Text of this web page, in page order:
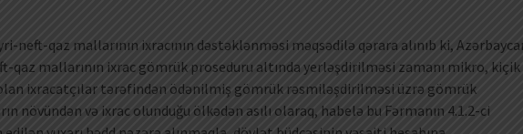
neft-qaz mallarının ixracının dəstəklənməsi məqsədilə qərara alınıb ki,
qaz mallarının ixrac gömrük proseduru altında yerləşdirilməsi zamanı mikro, kiçik
ixracatçılar tərəfindən ödənilmiş gömrük rəsmiləşdirilməsi üzrə gömrük
növündən və ixrac olunduğu ölkədən asılı olaraq, habelə bu Fərmanın 4.1.2-ci